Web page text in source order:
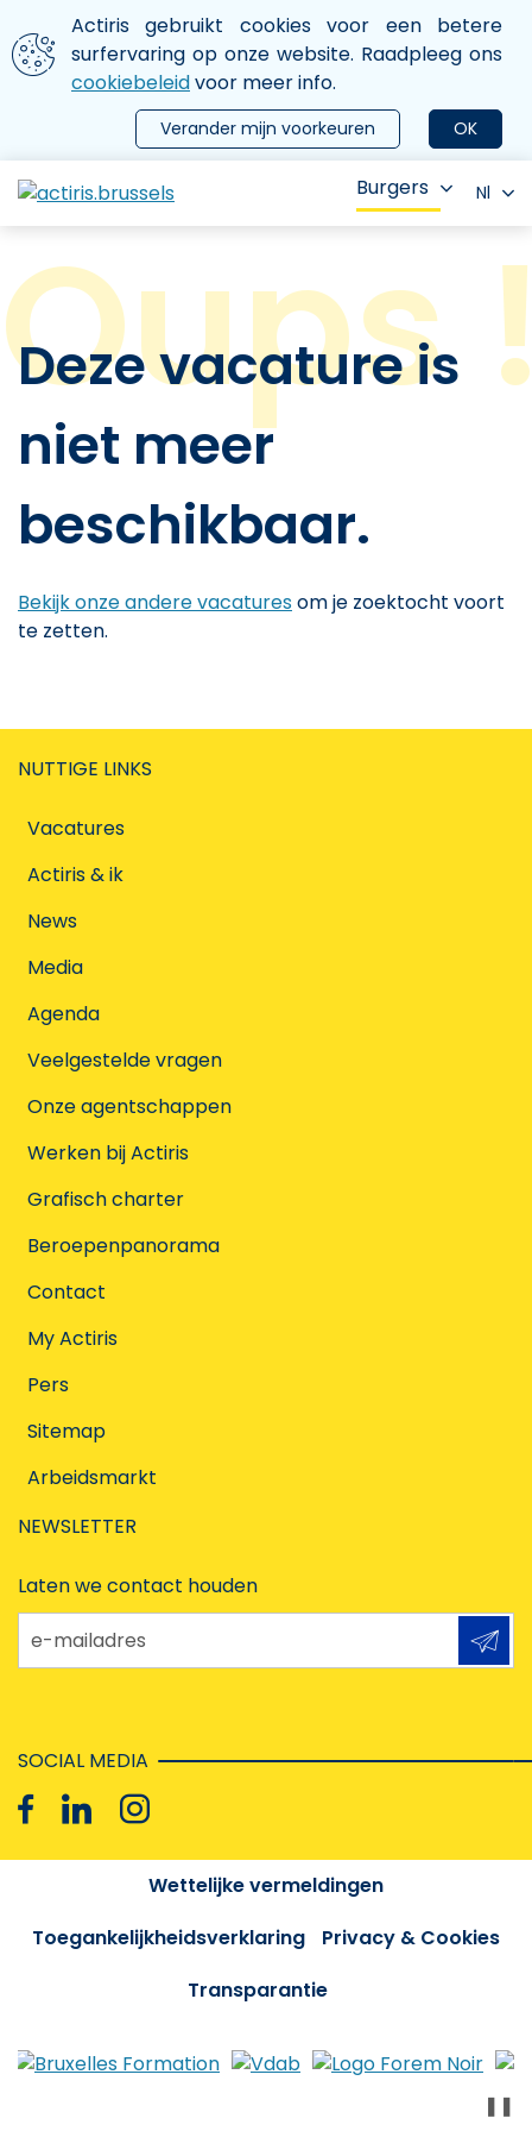
Aller au contenu principal
We gebruiken cookies
Actiris gebruikt cookies voor een betere
surfervaring op onze website. Raadpleeg ons
cookiebeleidvoor meer info.
OK
Verander mijn voorkeuren
le menu
Burgers Nl
Deze vacature is
niet meer
beschikbaar.
Bekijk onze andere vacaturesom je zoektocht voort
te zetten.
NUTTIGE LINKS
Vacatures
Actiris & ik
News
Media
Agenda
Veelgestelde vragen
Onze agentschappen
Werken bij Actiris
Grafisch charter
Beroepenpanorama
Contact
My Actiris
Pers
Sitemap
Arbeidsmarkt
NEWSLETTER
Laten we contact houden
e-mailadres
SOCIAL MEDIA
Wettelijke vermeldingen
Toegankelijkheidsverklaring
Privacy & Cookies
Transparantie
❚❚